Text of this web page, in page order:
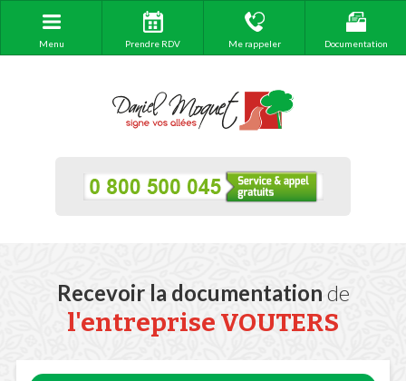
Menu Prendre RDV Me rappeler Documentation
Recevoir la documentation de
l'entreprise VOUTERS